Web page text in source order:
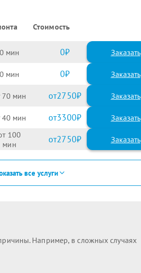
Стоимость
0 0 Заказать
0 0 Заказать
70 2750
40 3300
100 2750
все услуги
Например, в сложных случаях